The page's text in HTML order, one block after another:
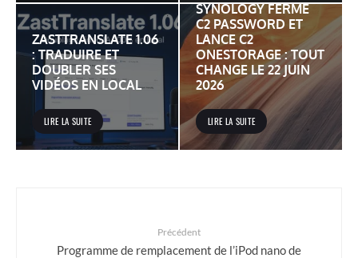
ZASTTRANSLATE 1.06
: TRADUIRE ET
DOUBLER SES
VIDÉOS EN LOCAL
LIRE LA SUITE
SYNOLOGY FERME
C2 PASSWORD ET
LANCE C2
ONESTORAGE : TOUT
CHANGE LE 22 JUIN
2026
LIRE LA SUITE
Précédent
Programme de remplacement de l’iPod nano de